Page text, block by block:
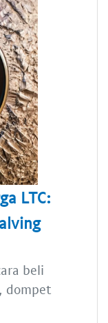
LTC:
beli
dompet